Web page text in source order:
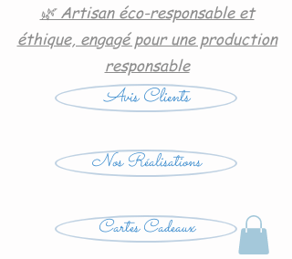
🌿 Artisan éco-responsable et
éthique, engagé pour une production
responsable
Avis Clients
Nos Réalisations
Cartes Cadeaux